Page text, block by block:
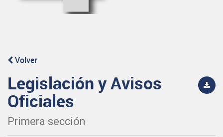
Volver
Legislación y Avisos
Oficiales
Primera sección